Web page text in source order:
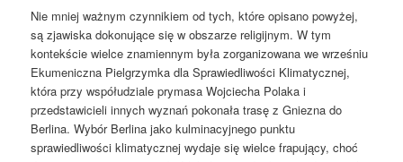
Nie mniej ważnym czynnikiem od tych, które opisano powyżej,
są zjawiska dokonujące się w obszarze religijnym. W tym
kontekście wielce znamiennym była zorganizowana we wrześniu
Ekumeniczna Pielgrzymka dla Sprawiedliwości Klimatycznej,
która przy współudziale prymasa Wojciecha Polaka i
przedstawicieli innych wyznań pokonała trasę z Gniezna do
Berlina. Wybór Berlina jako kulminacyjnego punktu
sprawiedliwości klimatycznej wydaje się wielce frapujący, choć